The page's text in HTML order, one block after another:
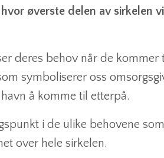
øverste delen av sirkelen
deres behov når de
symboliserer oss
å komme til etterpå.
i de ulike behovene
over hele sirkelen.